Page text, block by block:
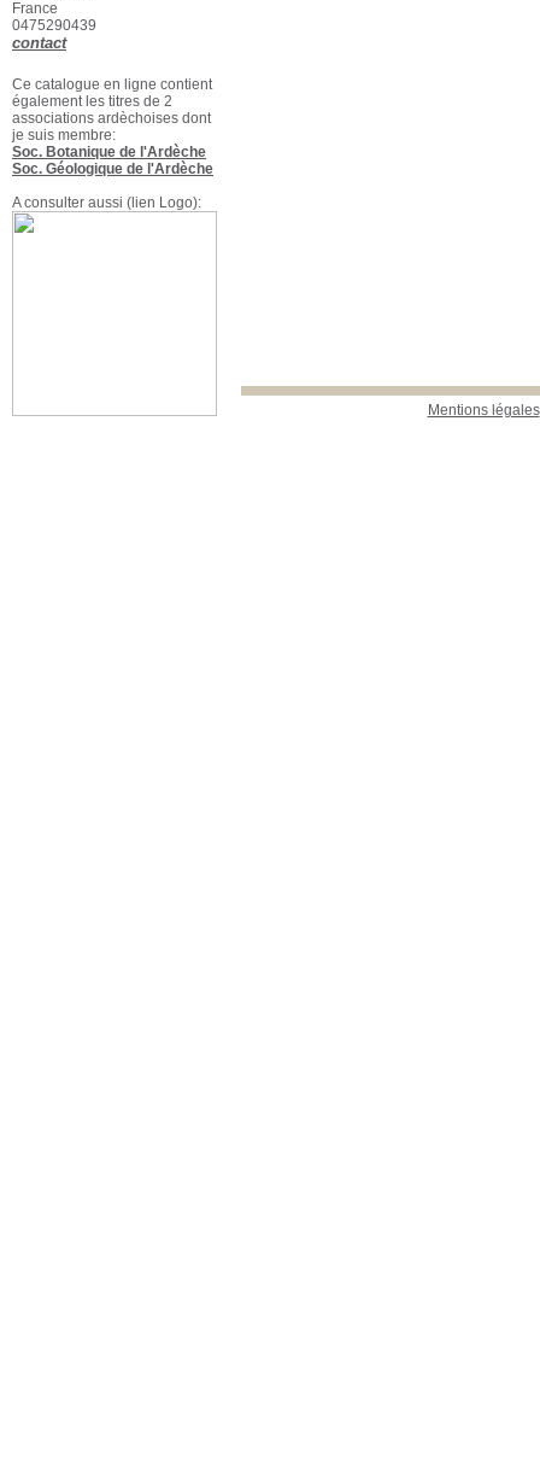
Mentions légales
France
0475290439
contact
Ce catalogue en ligne contient
également les titres de 2
associations ardèchoises dont
je suis membre:
Soc. Botanique de l'Ardèche
Soc. Géologique de l'Ardèche
A consulter aussi (lien Logo):